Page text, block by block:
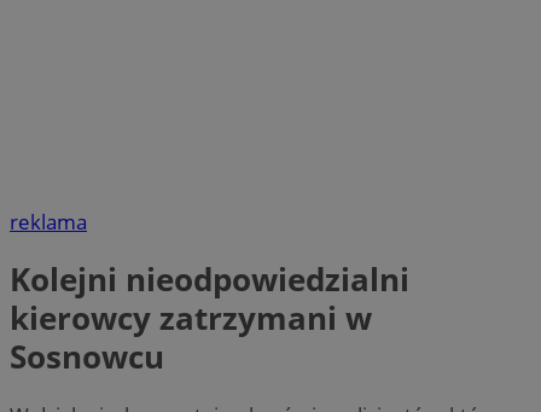
reklama
Kolejni nieodpowiedzialni
kierowcy zatrzymani w
Sosnowcu